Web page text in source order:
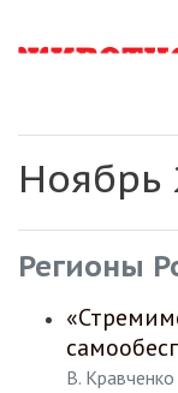
Ноябрь
Регионы
В. Кравченко